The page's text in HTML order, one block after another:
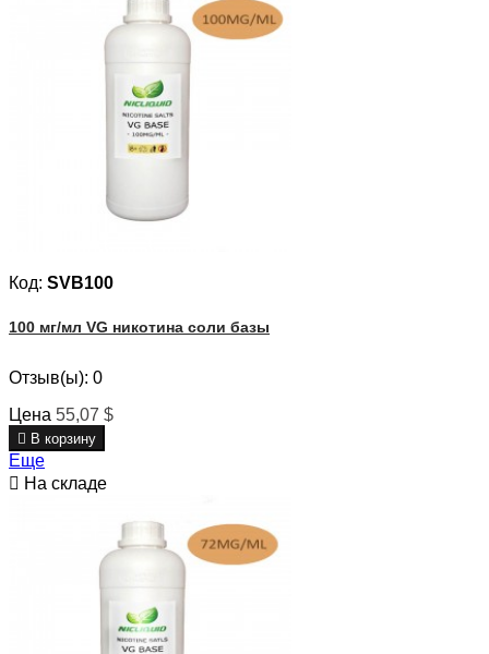
Код: SVB100
100 мг/мл VG никотина соли базы
Отзыв(ы): 0
Цена 55,07 $
 В корзину
Еще
 На складе